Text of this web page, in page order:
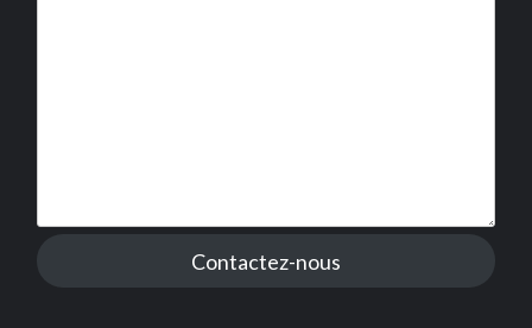
Contactez-nous